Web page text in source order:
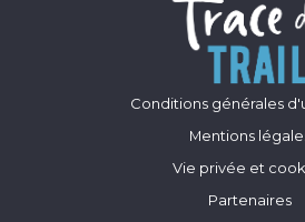
Conditions générales
Mentions
Vie privée et
Partenaires